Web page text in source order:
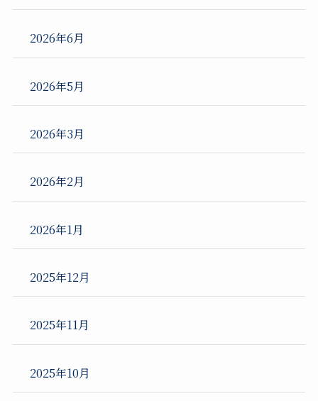
2026年6月
2026年5月
2026年3月
2026年2月
2026年1月
2025年12月
2025年11月
2025年10月